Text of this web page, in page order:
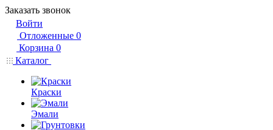
Заказать звонок
Войти
Отложенные 0
Корзина 0
Каталог
Краски
Эмали